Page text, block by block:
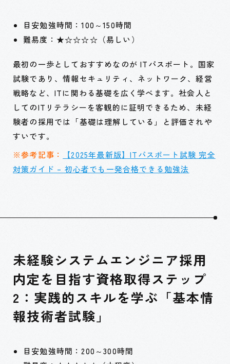
目安勉強時間：100～150時間
難易度：★☆☆☆☆（易しい）
最初の一歩としておすすめなのが ITパスポート。国家
試験であり、情報セキュリティ、ネットワーク、経営
戦略など、ITに関わる基礎を広く学べます。社会人と
してのITリテラシーを客観的に証明できるため、未経
験者の採用では「基礎は理解している」と評価されや
すいです。
※参考記事：
【2025年最新版】ITパスポート試験 完全
対策ガイド – 初心者でも一発合格できる勉強法
未経験システムエンジニア採用
内定を目指す資格取得ステップ
2：実践的スキルを学ぶ「基本情
報技術者試験」
目安勉強時間：200～300時間